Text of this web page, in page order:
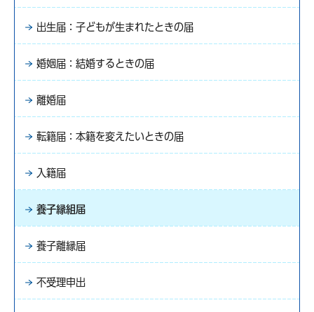
出生届：子どもが生まれたときの届
婚姻届：結婚するときの届
離婚届
転籍届：本籍を変えたいときの届
入籍届
養子縁組届
養子離縁届
不受理申出